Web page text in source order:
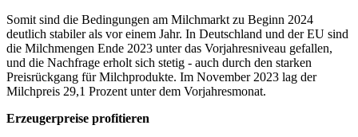
Somit sind die Bedingungen am Milchmarkt zu Beginn 2024
deutlich stabiler als vor einem Jahr. In Deutschland und der EU sind
die Milchmengen Ende 2023 unter das Vorjahresniveau gefallen,
und die Nachfrage erholt sich stetig - auch durch den starken
Preisrückgang für Milchprodukte. Im November 2023 lag der
Milchpreis 29,1 Prozent unter dem Vorjahresmonat.
Erzeugerpreise profitieren